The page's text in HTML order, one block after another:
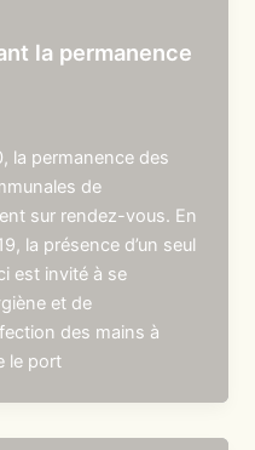
la permanence
la permanence des
de
sur rendez-vous. En
la présence d’un seul
est invité à se
et de
des mains à
le port